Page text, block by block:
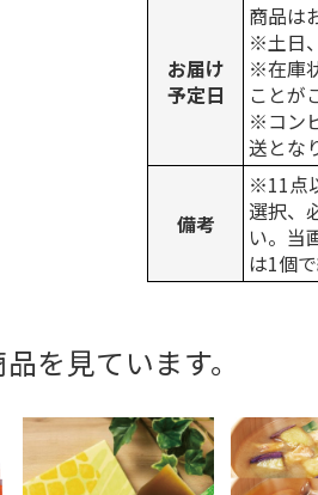
お届け
予定日
商品は
※土日
※在庫
ことが
※コン
送とな
備考
※11点
選択、
い。当
は1個で
を見ています。